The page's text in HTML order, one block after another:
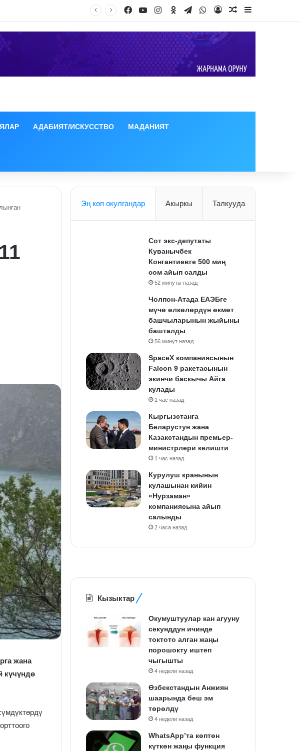
башталды Facebook
YouTubeInstagram
Odnoklassniki
TelegramWhatsApp
Log InRandom Article
Sidebar
АДАБИЯТ/ИСКУССТВО МАДАНИЯТ
жана
күчүндө
Эң көп окулгандар Акыркы Талкууда
Сот экс-депутаты
Куванычбек
Конгантиевге 500 миң
сом айып салды
52 минуты назад
Чолпон-Атада ЕАЭБге
мүчө өлкөлөрдүн өкмөт
башчыларынын жыйыны
башталды
56 минут назад
SpaceX компаниясынын
Falcon 9 ракетасынын
экинчи баскычы Айга
кулады
1 час назад
Кыргызстанга
Беларустун жана
Казакстандын премьер-
министрлери келишти
1 час назад
Курулуш кранынын
кулашынан кийин
«Нурзаман»
компаниясына айып
салынды
2 часа назад
Кызыктар
Окумуштуулар кан агууну
секунддун ичинде
токтото алган жаңы
порошокту иштеп
чыгышты
4 недели назад
Өзбекстандын Анжиян
шаарында беш эм
төрөлдү
4 недели назад
WhatsApp’та көптөн
күткөн жаңы функция